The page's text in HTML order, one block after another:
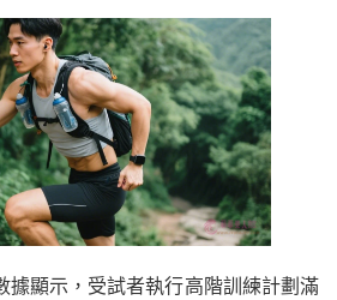
據顯示，受試者執行高階訓練計劃滿